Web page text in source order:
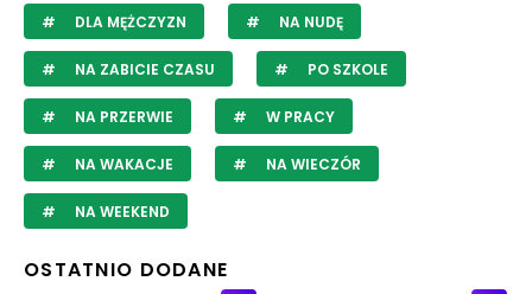
DLA MĘŻCZYZN NA NUDĘ
NA ZABICIE CZASU PO SZKOLE
NA PRZERWIE W PRACY
NA WAKACJE NA WIECZÓR
NA WEEKEND
OSTATNIO DODANE